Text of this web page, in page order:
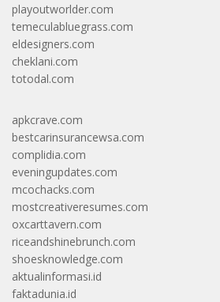
playoutworlder.com
temeculabluegrass.com
eldesigners.com
cheklani.com
totodal.com
apkcrave.com
bestcarinsurancewsa.com
complidia.com
eveningupdates.com
mcochacks.com
mostcreativeresumes.com
oxcarttavern.com
riceandshinebrunch.com
shoesknowledge.com
aktualinformasi.id
faktadunia.id